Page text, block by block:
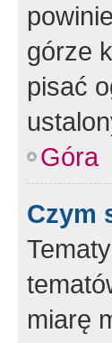
górze
pisać
Góra
Czym
miarę